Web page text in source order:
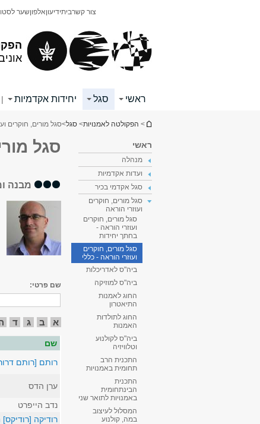
צור קשרביתידיעוןאלפוןשער
ראשי סגל יחידות אקדמיות |
הינך נמצא כאן
> הפקולטה לאמנויות> סגל>סגל מורים, חוקרים
ראשי
מנהלה
ועדות אקדמיות
סגל אקדמי בכיר
סגל מורים, חוקרים
ועוזרי הוראה
סגל מורים, חוקרים
ועוזרי הוראה -
בחתך יחידות
סגל מורים, חוקרים
ועוזרי הוראה - כללי
ביה"ס לאדריכלות
ביה"ס למוזיקה
החוג לאמנות
התיאטרון
החוג לתולדות
האמנות
ביה"ס לקולנוע
וטלוויזיה
התכנית הרב
תחומית באמנויות
התכנית
הבינתחומית
באמנויות לתואר שני
המסלול לעיצוב
במה, קולנוע
סגל
מבנה
שם פרטי:
א ב ג ד
שם
רותם [רותם
ערן הדס
נדב הייפרט
רודיקה [רודיקס]